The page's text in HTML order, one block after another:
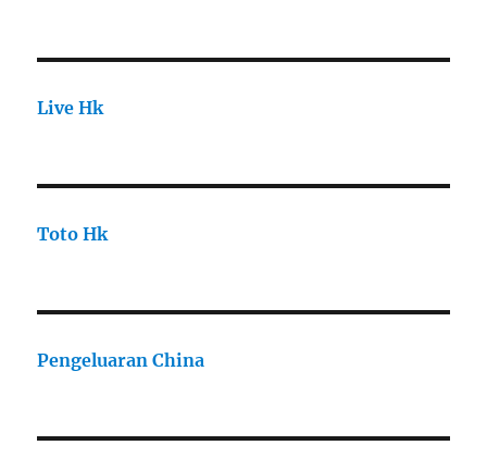
Live Hk
Toto Hk
Pengeluaran China